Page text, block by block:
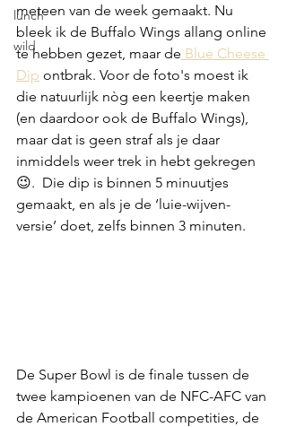
lunch
wild
meteen van de week gemaakt. Nu
bleek ik de Buffalo Wings allang online
te hebben gezet, maar de Blue Cheese
Dip ontbrak. Voor de foto's moest ik
die natuurlijk nòg een keertje maken
(en daardoor ook de Buffalo Wings),
maar dat is geen straf als je daar
inmiddels weer trek in hebt gekregen
😉.  Die dip is binnen 5 minuutjes
gemaakt, en als je de ‘luie-wijven-
versie’ doet, zelfs binnen 3 minuten.
De Super Bowl is de finale tussen de
twee kampioenen van de NFC-AFC van
de American Football competities, de